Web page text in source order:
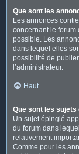
Que sont les
Les annonces
concernant le forum
possible. Les
dans lequel elles
possibilité de
l’administrateur.
Haut
Que sont les sujets
Un sujet épinglé
du forum dans
relativement
Comme pour les